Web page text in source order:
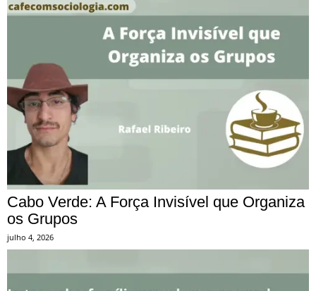
Cabo Verde: A Força Invisível que Organiza
os Grupos
julho 4, 2026